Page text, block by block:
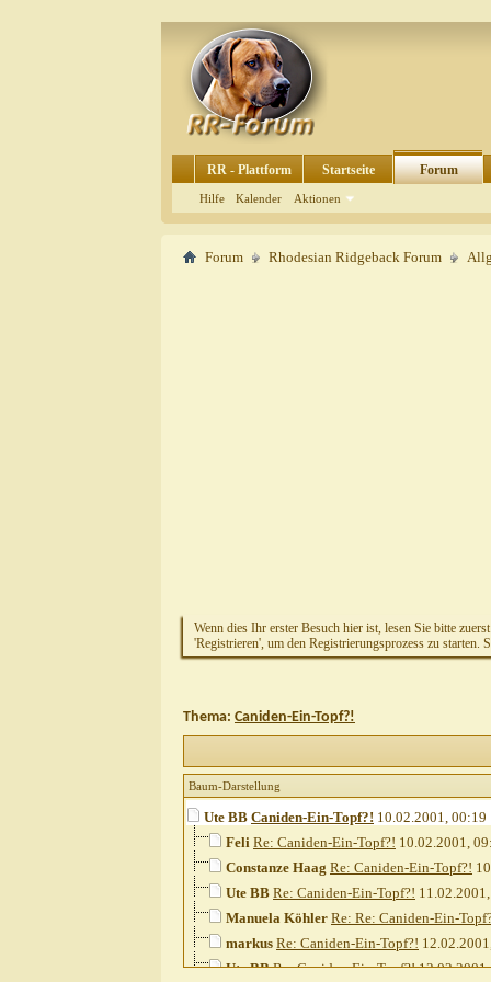
RR - Plattform Startseite Forum
Hilfe Kalender Aktionen
Forum Rhodesian Ridgeback Forum
Wenn dies Ihr erster Besuch hier ist, lesen Sie bitte
'Registrieren', um den Registrierungsprozess zu starten.
Thema: Caniden-Ein-Topf?!
Baum-Darstellung
Ute BB Caniden-Ein-Topf?! 10.02.2001, 00:19
Feli Re: Caniden-Ein-Topf?! 10.02.2001,
Constanze Haag Re: Caniden-Ein-Topf?!
Ute BB Re: Caniden-Ein-Topf?! 11.02.2001,
Manuela Köhler Re: Re: Caniden-Ein-
markus Re: Caniden-Ein-Topf?!
Ute BB Re: Caniden-Ein-Topf?!